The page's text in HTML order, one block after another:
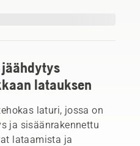
latauksen
laturi, jossa on
ja sisäänrakennettu
lataamista ja